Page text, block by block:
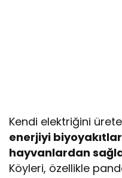
Kendi elektriğini
enerjiyi
hayvanlardan
Köyleri, özellikle